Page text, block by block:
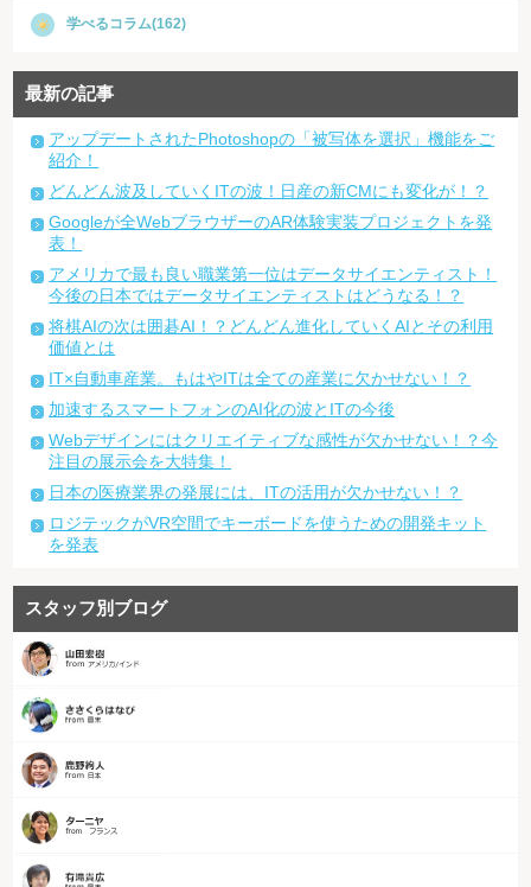
学べるコラム(162)
最新の記事
アップデートされたPhotoshopの「被写体を選択」機能をご
紹介！
どんどん波及していくITの波！日産の新CMにも変化が！？
Googleが全WebブラウザーのAR体験実装プロジェクトを発
表！
アメリカで最も良い職業第一位はデータサイエンティスト！
今後の日本ではデータサイエンティストはどうなる！？
将棋AIの次は囲碁AI！？どんどん進化していくAIとその利用
価値とは
IT×自動車産業。もはやITは全ての産業に欠かせない！？
加速するスマートフォンのAI化の波とITの今後
Webデザインにはクリエイティブな感性が欠かせない！？今
注目の展示会を大特集！
日本の医療業界の発展には、ITの活用が欠かせない！？
ロジテックがVR空間でキーボードを使うための開発キット
を発表
スタッフ別ブログ